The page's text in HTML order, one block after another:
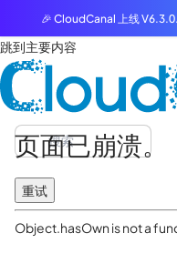
🎉 CloudCanal 上线
跳到主要内容
页面已崩溃。
重试
Object.hasOwn is not a